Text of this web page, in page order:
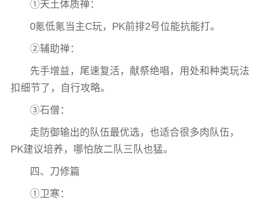
①天土体质禅：
0氪低氪当主C玩，PK前排2号位能抗能打。
②辅助禅：
先手增益，尾速复活，献祭绝唱，用处和种类玩法
扣细节了，自行攻略。
③石僧：
走防御输出的队伍最优选，也适合很多肉队伍，
PK建议培养，哪怕放二队三队也猛。
四、刀修篇
①卫寒：